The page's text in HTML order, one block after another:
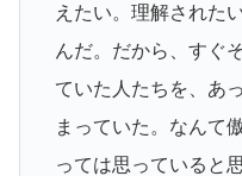
えたい。理解された
んだ。だから、すぐ
ていた人たちを、あ
まっていた。なんて
っては思っていると